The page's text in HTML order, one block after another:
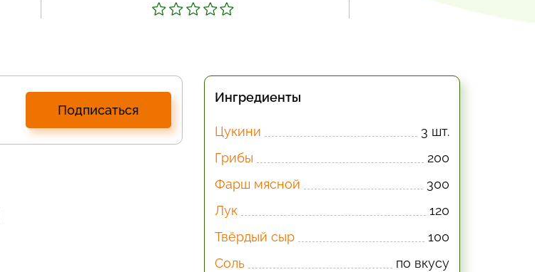
Подписаться
Ингредиенты
Цукини
3 шт.
Грибы
200
Фарш мясной
300
Лук
120
Твёрдый сыр
100
Соль
по вкусу